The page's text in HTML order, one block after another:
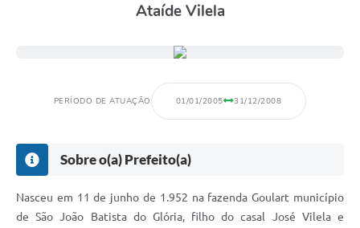
Ataíde Vilela
PERÍODO DE ATUAÇÃO 01/01/2005 31/12/2008
Sobre o(a) Prefeito(a)
Nasceu em 11 de junho de 1.952 na fazenda Goulart município
de São João Batista do Glória, filho do casal José Vilela e